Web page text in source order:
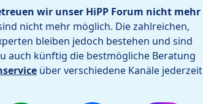
wir unser HiPP Forum nicht mehr
nicht mehr möglich. Die zahlreichen,
bleiben jedoch bestehen und sind
auch künftig die bestmögliche Beratung
über verschiedene Kanäle jederzeit